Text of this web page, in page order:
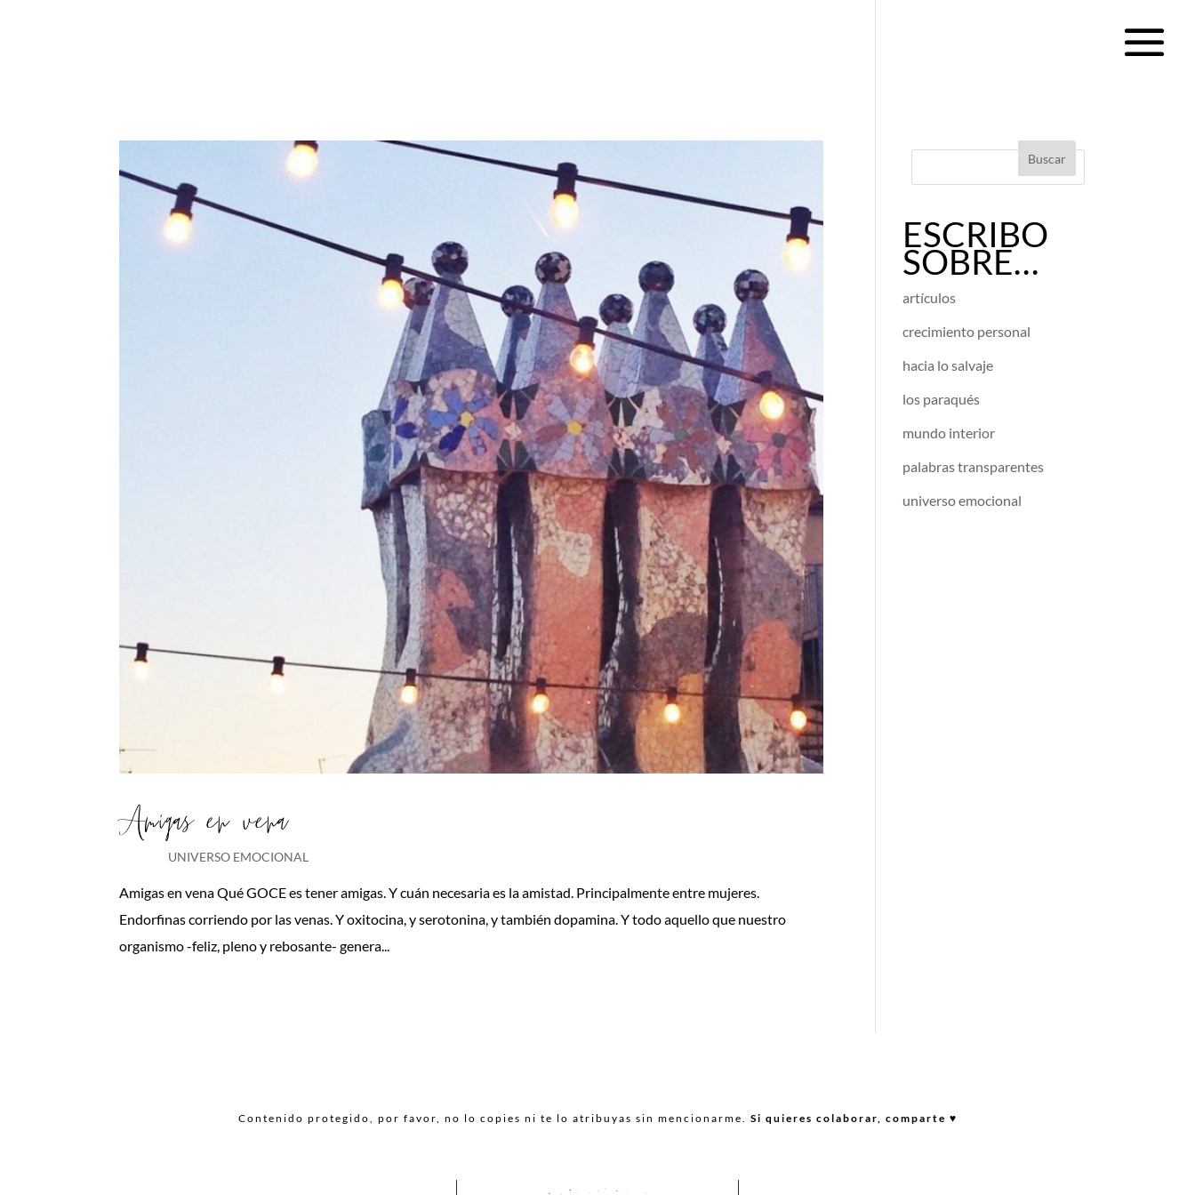
Amigas en vena
UNIVERSO EMOCIONAL
Amigas en vena Qué GOCE es tener amigas. Y cuán necesaria es la amistad. Principalmente entre mujeres.
Endorfinas corriendo por las venas. Y oxitocina, y serotonina, y también dopamina. Y todo aquello que nuestro
organismo -feliz, pleno y rebosante- genera...
ESCRIBO
SOBRE…
artículos
crecimiento personal
hacia lo salvaje
los paraqués
mundo interior
palabras transparentes
universo emocional
Contenido protegido, por favor, no lo copies ni te lo atribuyas sin mencionarme. Si quieres colaborar, comparte ♥︎